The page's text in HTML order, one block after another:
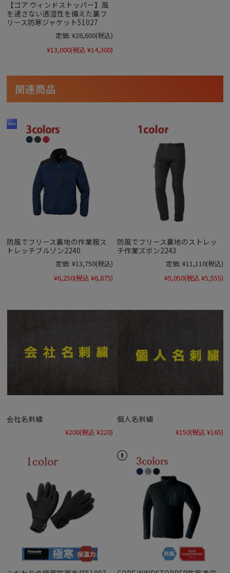
【ゴア ウィンドストッパー】風
を通さない透湿性を備えた裏フ
リース防寒ジャケット51027
定価: ¥28,600(税込)
¥13,000(税込 ¥14,300)
関連商品
防風でフリース裏地の作業服ス
トレッチブルゾン2240
定価: ¥13,750(税込)
¥6,250(税込 ¥6,875)
防風でフリース裏地のストレッ
チ作業ズボン2243
定価: ¥11,110(税込)
¥5,050(税込 ¥5,555)
会社名刺繍
¥200(税込 ¥220)
個人名刺繍
¥150(税込 ¥165)